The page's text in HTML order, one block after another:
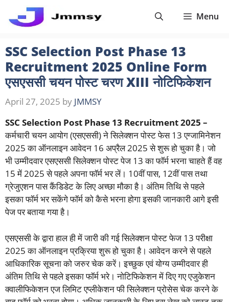
Menu
SSC Selection Post Phase 13
Recruitment 2025 Online Form
एसएससी चयन पोस्ट चरण XIII नोटिफिकेशन
April 27, 2025 by JMMSY
SSC Selection Post Phase 13 Recruitment 2025 –
कर्मचारी चयन आयोग (एसएससी) ने सिलेक्शन पोस्ट फेस 13 एग्जामिनेशन
2025 का ऑनलाइन आवेदन 16 अप्रैल 2025 से शुरू हो चुका है। जो
भी उम्मीदवार एसएससी सिलेक्शन पोस्ट पेज 13 का फॉर्म भरना चाहते हैं वह
15 में 2025 से पहले अपना फॉर्म भर लें। 10वीं पास, 12वीं पास तथा
ग्रेजुएशन पास कैंडिडेट के लिए अच्छा मौका है। अंतिम तिथि से पहले
इसका फॉर्म भर सकेंगे फॉर्म को कैसे भरना होगा इसकी जानकारी आगे इसी
पेज पर बताया गया है।
एसएससी के द्वारा हाल ही में जारी की गई सिलेक्शन पोस्ट फेज 13 परीक्षा
2025 का ऑनलाइन प्रक्रिया शुरू हो चुका है। आवेदन करने से पहले
आधिकारिक सूचना को जरुर चेक करें। इच्छुक एवं योग्य उम्मीदवार ही
अंतिम तिथि से पहले इसका फॉर्म भरे। नोटिफिकेशन में दिए गए एजुकेशन
क्वालीफिकेशन एज लिमिट एप्लीकेशन फी सिलेक्शन प्रोसेस चेक करने के